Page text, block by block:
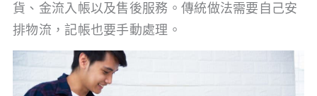
貨、金流入帳以及售後服務。傳統做法需要自己安
排物流，記帳也要手動處理。